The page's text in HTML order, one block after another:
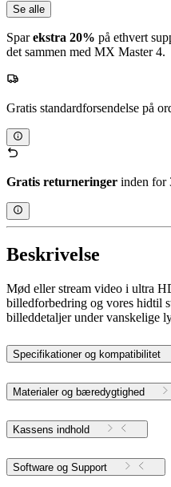
Se alle
Sparekstra 20% på ethvert
det sammen med MX Master 4.
Gratis standardforsendelse på
Gratis returneringer inden for
Beskrivelse
Mød eller stream video i ultra
billedforbedring og vores hidtil
billeddetaljer under vanskelige
Specifikationer og kompatibilitet
Materialer og bæredygtighed
Kassens indhold
Software og Support